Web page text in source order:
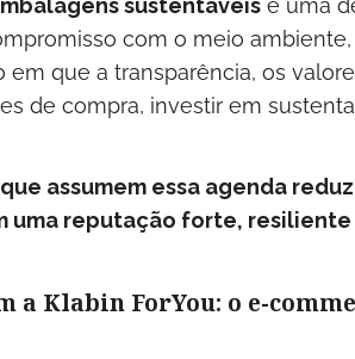
sustentáveisé uma
com o meio
em que a transparência, os
de compra, investir em
assumem essa agenda
uma reputação forte, resiliente
a Klabin ForYou: o e-